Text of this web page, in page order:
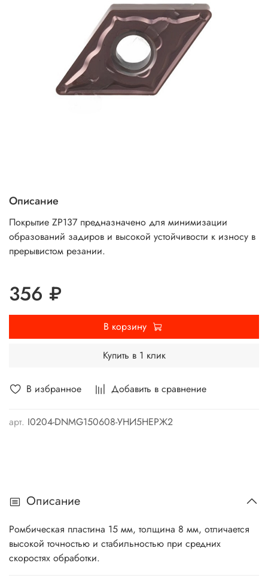
В избранное Добавить в сравнение
арт. I0204-DNMG150608-УНИ5НЕРЖ2
Описание
Покрытие ZP137 предназначено для минимизации
образований задиров и высокой устойчивости к износу в
прерывистом резании.
356 ₽
В корзину
Купить в 1 клик
Описание
Ромбическая пластина 15 мм, толщина 8 мм, отличается
высокой точностью и стабильностью при средних
скоростях обработки.